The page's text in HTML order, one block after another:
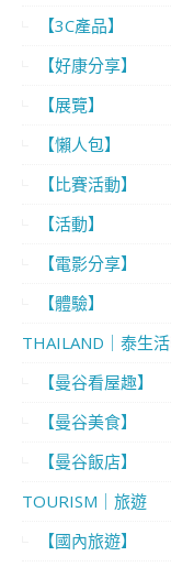
【3C產品】
【好康分享】
【展覽】
【懶人包】
【比賽活動】
【活動】
【電影分享】
【體驗】
THAILAND｜泰生活
【曼谷看屋趣】
【曼谷美食】
【曼谷飯店】
TOURISM｜旅遊
【國內旅遊】